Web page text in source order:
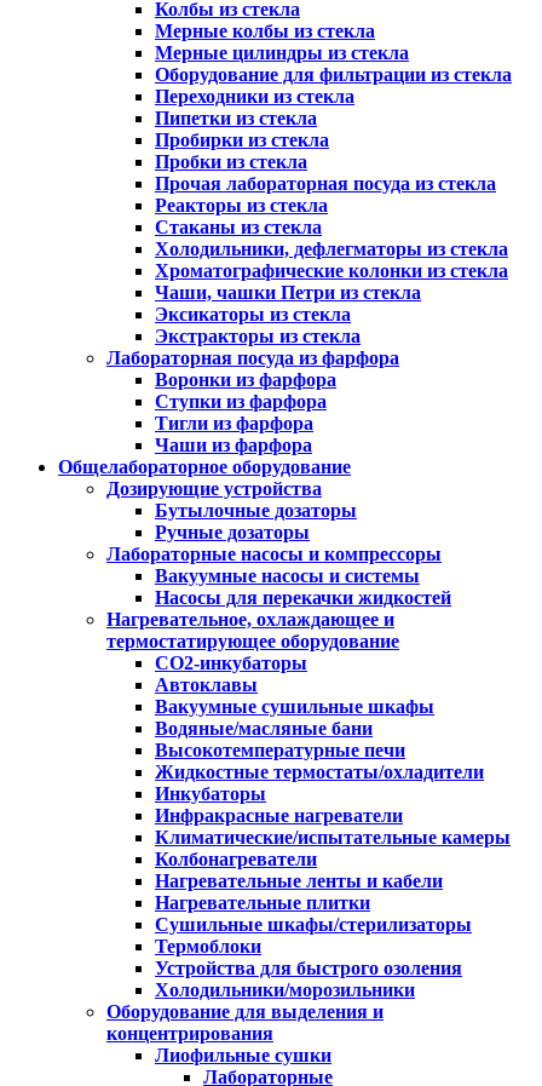
Колбы из стекла
Мерные колбы из стекла
Мерные цилиндры из стекла
Оборудование для фильтрации из стекла
Переходники из стекла
Пипетки из стекла
Пробирки из стекла
Пробки из стекла
Прочая лабораторная посуда из стекла
Реакторы из стекла
Стаканы из стекла
Холодильники, дефлегматоры из стекла
Хроматографические колонки из стекла
Чаши, чашки Петри из стекла
Эксикаторы из стекла
Экстракторы из стекла
Лабораторная посуда из фарфора
Воронки из фарфора
Ступки из фарфора
Тигли из фарфора
Чаши из фарфора
Общелабораторное оборудование
Дозирующие устройства
Бутылочные дозаторы
Ручные дозаторы
Лабораторные насосы и компрессоры
Вакуумные насосы и системы
Насосы для перекачки жидкостей
Нагревательное, охлаждающее и
термостатирующее оборудование
CO2-инкубаторы
Автоклавы
Вакуумные сушильные шкафы
Водяные/масляные бани
Высокотемпературные печи
Жидкостные термостаты/охладители
Инкубаторы
Инфракрасные нагреватели
Климатические/испытательные камеры
Колбонагреватели
Нагревательные ленты и кабели
Нагревательные плитки
Сушильные шкафы/стерилизаторы
Термоблоки
Устройства для быстрого озоления
Холодильники/морозильники
Оборудование для выделения и
концентрирования
Лиофильные сушки
Лабораторные